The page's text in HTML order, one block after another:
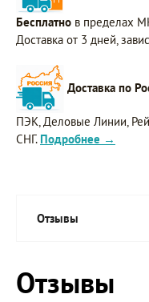
Бесплатно в пределах
Доставка от 3 дней,
Доставка по
ПЭК, Деловые Линии,
СНГ. Подробнее →
Отзывы
Отзывы